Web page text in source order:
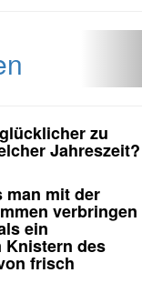
zu
Jahreszeit?
man mit der
verbringen
ein
Knistern des
frisch